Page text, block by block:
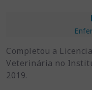
Completou a
Veterinária no
2019.